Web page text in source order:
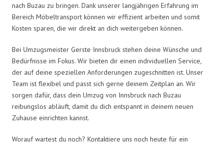
nach Buzau zu bringen. Dank unserer langjährigen Erfahrung im
Bereich Möbeltransport können wir effizient arbeiten und somit
Kosten sparen, die wir direkt an dich weitergeben können.
Bei Umzugsmeister Gerste Innsbruck stehen deine Wünsche und
Bedürfnisse im Fokus. Wir bieten dir einen individuellen Service,
der auf deine speziellen Anforderungen zugeschnitten ist. Unser
Team ist flexibel und passt sich gerne deinem Zeitplan an. Wir
sorgen dafür, dass dein Umzug von Innsbruck nach Buzau
reibungslos abläuft, damit du dich entspannt in deinem neuen
Zuhause einrichten kannst.
Worauf wartest du noch? Kontaktiere uns noch heute für ein